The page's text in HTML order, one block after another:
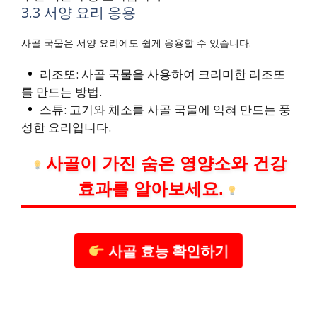
3.3 서양 요리 응용
사골 국물은 서양 요리에도 쉽게 응용할 수 있습니다.
리조또: 사골 국물을 사용하여 크리미한 리조또
를 만드는 방법.
스튜: 고기와 채소를 사골 국물에 익혀 만드는 풍
성한 요리입니다.
사골이 가진 숨은 영양소와 건강
효과를 알아보세요.
사골 효능 확인하기